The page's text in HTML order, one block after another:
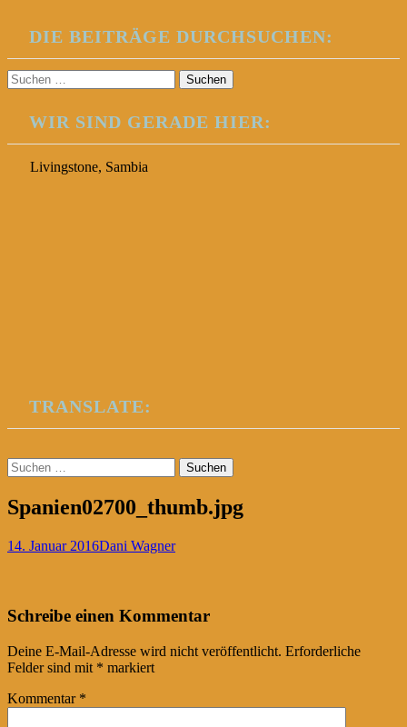
DIE BEITRÄGE DURCHSUCHEN:
Suchen
nach:
WIR SIND GERADE HIER:
Livingstone, Sambia
TRANSLATE:
Suchen
nach:
Spanien02700_thumb.jpg
14. Januar 2016Dani Wagner
Post
navigation
←
Schreibe einen Kommentar
Deine E-Mail-Adresse wird nicht veröffentlicht. Erforderliche
Felder sind mit * markiert
Kommentar *